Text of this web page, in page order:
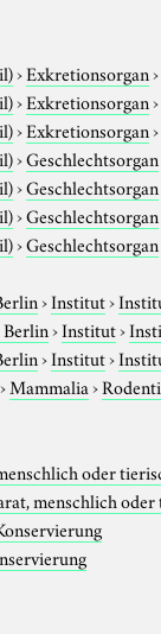
›Exkretionsorgan
›Exkretionsorgan
›Exkretionsorgan
›Geschlechtsorgan
›Geschlechtsorgan
›Geschlechtsorgan
›Geschlechtsorgan
›Institut›
›Institut›
›Institut›
›Mammalia›
oder
menschlich